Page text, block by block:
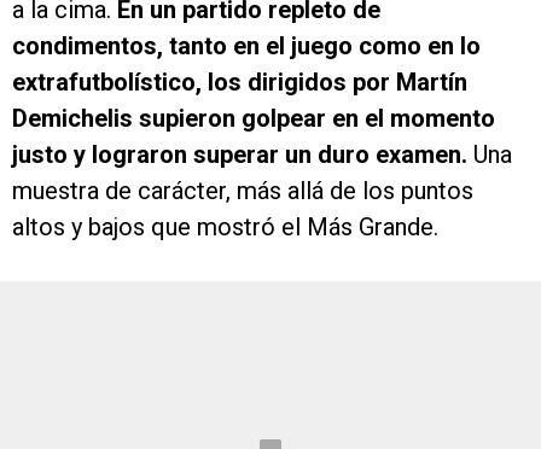
a la cima. En un partido repleto de
condimentos, tanto en el juego como en lo
extrafutbolístico, los dirigidos por Martín
Demichelis supieron golpear en el momento
justo y lograron superar un duro examen. Una
muestra de carácter, más allá de los puntos
altos y bajos que mostró el Más Grande.